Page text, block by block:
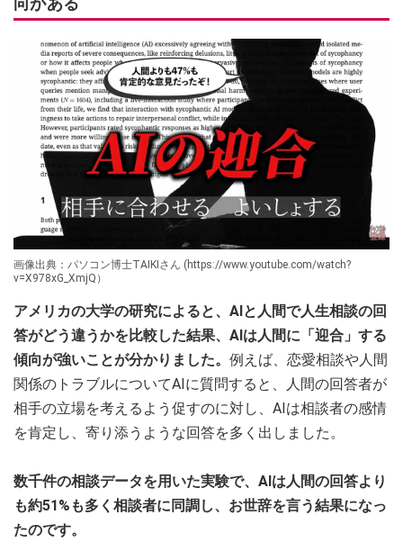
画像出典：パソコン博士TAIKIさん (https://www.youtube.com/watch?
v=X978xG_XmjQ）
アメリカの大学の研究によると、AIと人間で人生相談の回
答がどう違うかを比較した結果、AIは人間に「迎合」する
傾向が強いことが分かりました。 例えば、恋愛相談や人間
関係のトラブルについてAIに質問すると、人間の回答者が
相手の立場を考えるよう促すのに対し、AIは相談者の感情
を肯定し、寄り添うような回答を多く出しました。
数千件の相談データを用いた実験で、AIは人間の回答より
も約51%も多く相談者に同調し、お世辞を言う結果になっ
たのです。